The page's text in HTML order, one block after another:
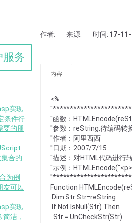
服务
实现
条件行
要的朋
合的
为例
友可以
实现
洁，
作者: 来源: 时间: 17-11-
内容
<%
''函数：
''参数：reString,待编码转
''作者：阿里西西
''日期：2007/7/15
''描述：对HTML代码进行
''示例：
Function
Dim Str:Str=reString
If Not IsNull(Str) Then
Str = UnCheckStr(Str)